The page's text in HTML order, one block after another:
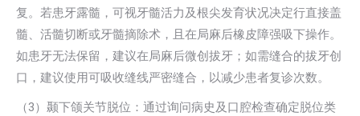
复。若患牙露髓，可视牙髓活力及根尖发育状况决定行直接盖
髓、活髓切断或牙髓摘除术，且在局麻后橡皮障强吸下操作。
如患牙无法保留，建议在局麻后微创拔牙；如需缝合的拔牙创
口，建议使用可吸收缝线严密缝合，以减少患者复诊次数。
（3）颞下颌关节脱位：通过询问病史及口腔检查确定脱位类